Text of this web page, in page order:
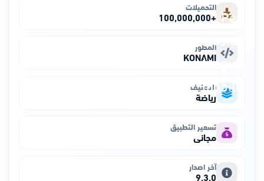
التحميلات
+100,000,000
المطور
KONAMI
التصنيف
رياضة
تسعير التطبيق
مجاني
آخر اصدار
9.3.0